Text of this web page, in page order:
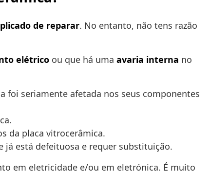
de reparar. No entanto, não tens razão
elétrico ou que há uma avaria interna no
foi seriamente afetada nos seus componentes
da placa vitrocerâmica.
já está defeituosa e requer substituição.
em eletricidade e/ou em eletrónica. É muito